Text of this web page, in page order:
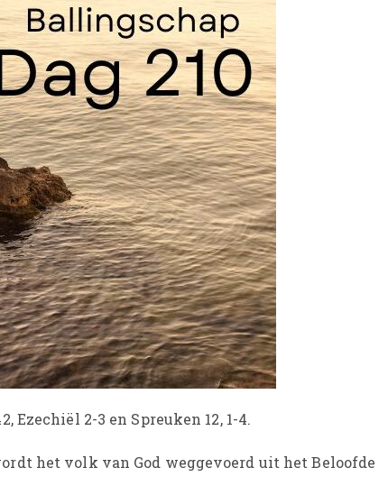
Ezechiël 2-3 en Spreuken 12, 1-4.
het volk van God weggevoerd uit het Beloofde